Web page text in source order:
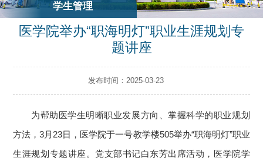
学生管理
医学院举办“职海明灯”职业生涯规划专
题讲座
发布时间：2025-03-23
为帮助医学生明晰职业发展方向、掌握科学的职业规划
方法，3月23日，医学院于一号教学楼505举办“职海明灯”职业
生涯规划专题讲座。党支部书记白东芳出席活动，医学院学